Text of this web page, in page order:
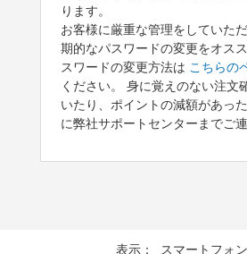
ります。
お客様に厳重な管理をしていた
期的なパスワードの変更をオス
スワードの変更方法は こちらの
ください。 身に覚えのない注文
いたり、ポイントの減額があっ
に弊社サポートセンターまでご
表示： スマートフォン